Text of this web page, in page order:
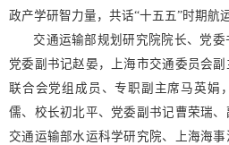
政产学研智力量，共话“十五五”时期航
交通运输部规划研究院院长、党委
党委副书记赵晏，上海市交通委员会
联合会党组成员、专职副主席马英娟
儒、校长初北平、党委副书记曹荣瑞
交通运输部水运科学研究院、上海海事